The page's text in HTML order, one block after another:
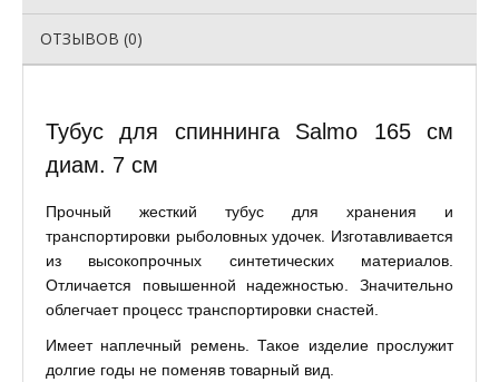
ОТЗЫВОВ (0)
Тубус для спиннинга Salmo 165 см
диам. 7 см
Прочный жесткий тубус для хранения и
транспортировки рыболовных удочек. Изготавливается
из высокопрочных синтетических материалов.
Отличается повышенной надежностью. Значительно
облегчает процесс транспортировки снастей.
Имеет наплечный ремень. Такое изделие прослужит
долгие годы не поменяв товарный вид.